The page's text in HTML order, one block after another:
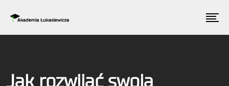
Jak rozwijać swoją